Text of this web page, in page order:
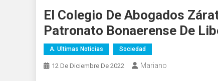
El Colegio De Abogados
Patronato Bonaerense De
A. Ultimas Noticias Sociedad
12 De Diciembre De 2022 Mariano